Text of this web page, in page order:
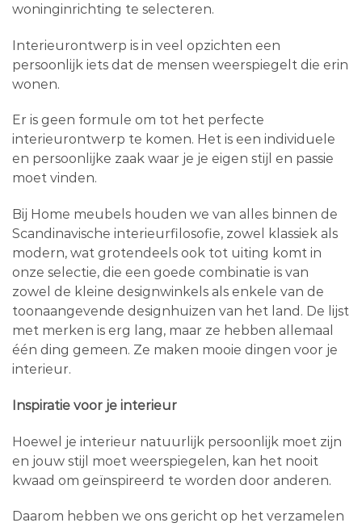
woninginrichting te selecteren.
Interieurontwerp is in veel opzichten een
persoonlijk iets dat de mensen weerspiegelt die erin
wonen.
Er is geen formule om tot het perfecte
interieurontwerp te komen. Het is een individuele
en persoonlijke zaak waar je je eigen stijl en passie
moet vinden.
Bij Home meubels houden we van alles binnen de
Scandinavische interieurfilosofie, zowel klassiek als
modern, wat grotendeels ook tot uiting komt in
onze selectie, die een goede combinatie is van
zowel de kleine designwinkels als enkele van de
toonaangevende designhuizen van het land. De lijst
met merken is erg lang, maar ze hebben allemaal
één ding gemeen. Ze maken mooie dingen voor je
interieur.
Inspiratie voor je interieur
Hoewel je interieur natuurlijk persoonlijk moet zijn
en jouw stijl moet weerspiegelen, kan het nooit
kwaad om geïnspireerd te worden door anderen.
Daarom hebben we ons gericht op het verzamelen